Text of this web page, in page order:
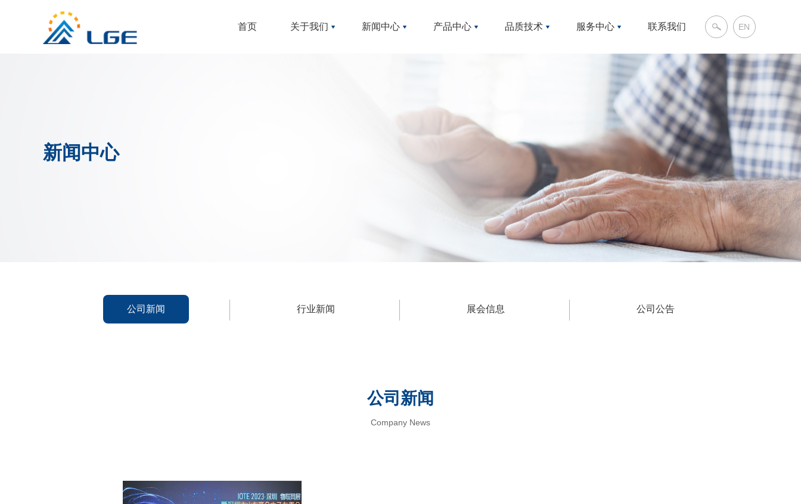
EN
首页 关于我们
企业文化
新闻中心
公司公告
产品中心 品质技术
产品包装
服务中心 联系我们
新闻中心
公司新闻 行业新闻 展会信息 公司公告
公司新闻
Company News